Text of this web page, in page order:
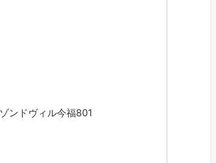
ンドヴィル今福801